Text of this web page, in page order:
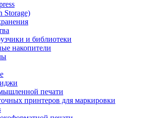
Storage)
и библиотеки
накопители
печати
принтеров для маркировки